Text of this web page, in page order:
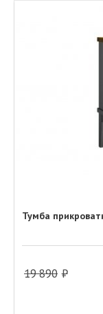
Тумба
19 890